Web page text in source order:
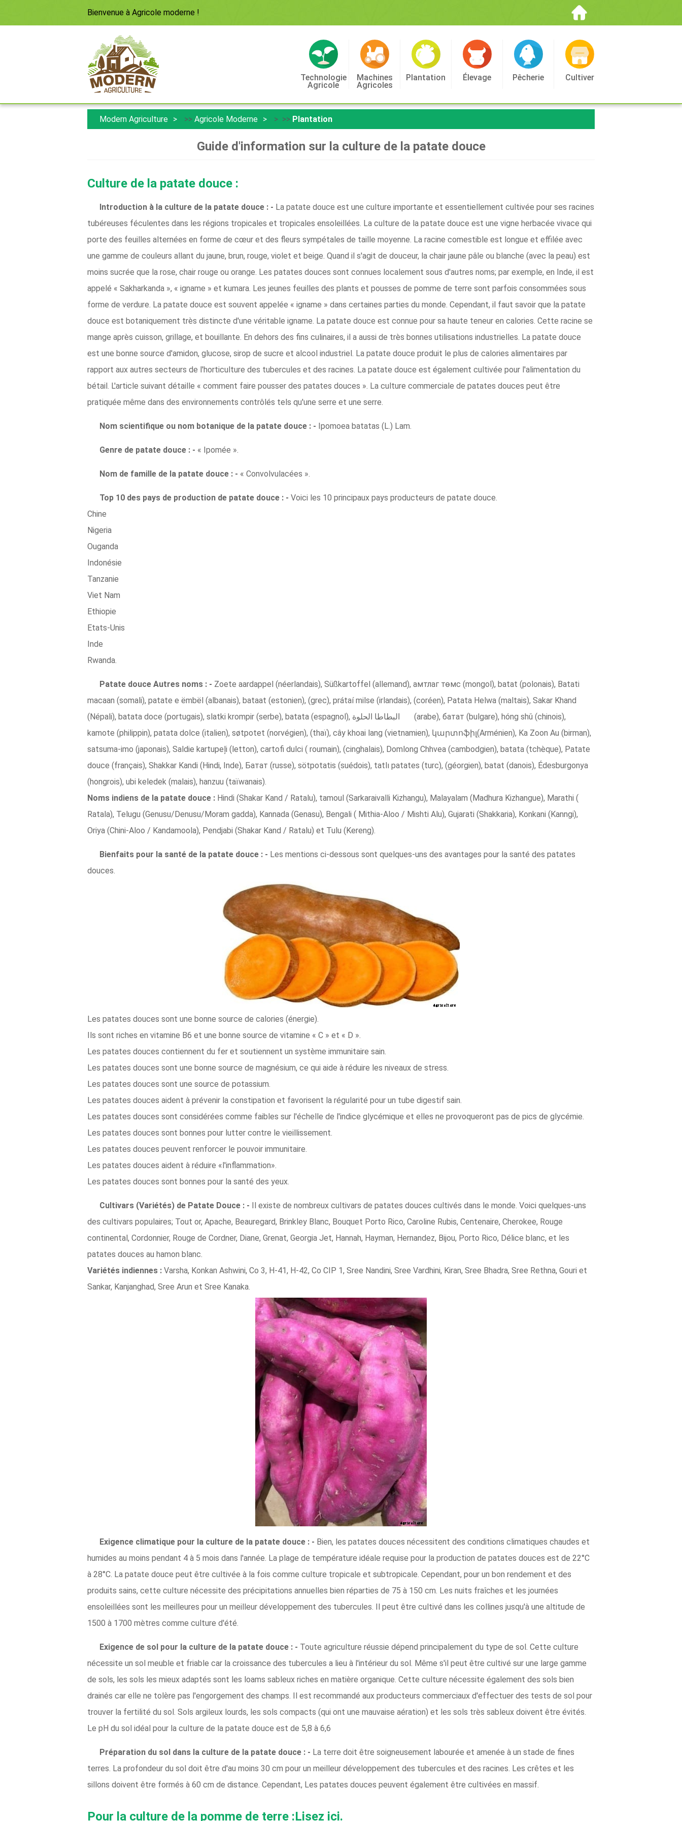
Bienvenue à Agricole moderne !
Technologie
Agricole
Machines
Agricoles
Plantation Élevage Pêcherie Cultiver
Modern Agriculture >> Agricole Moderne > >> Plantation
Guide d'information sur la culture de la patate douce
Culture de la patate douce :
Introduction à la culture de la patate douce : - La patate douce est une culture importante et essentiellement cultivée pour ses racines
tubéreuses féculentes dans les régions tropicales et tropicales ensoleillées. La culture de la patate douce est une vigne herbacée vivace qui
porte des feuilles alternées en forme de cœur et des fleurs sympétales de taille moyenne. La racine comestible est longue et effilée avec
une gamme de couleurs allant du jaune, brun, rouge, violet et beige. Quand il s'agit de douceur, la chair jaune pâle ou blanche (avec la peau) est
moins sucrée que la rose, chair rouge ou orange. Les patates douces sont connues localement sous d'autres noms; par exemple, en Inde, il est
appelé « Sakharkanda », « igname » et kumara. Les jeunes feuilles des plants et pousses de pomme de terre sont parfois consommées sous
forme de verdure. La patate douce est souvent appelée « igname » dans certaines parties du monde. Cependant, il faut savoir que la patate
douce est botaniquement très distincte d'une véritable igname. La patate douce est connue pour sa haute teneur en calories. Cette racine se
mange après cuisson, grillage, et bouillante. En dehors des fins culinaires, il a aussi de très bonnes utilisations industrielles. La patate douce
est une bonne source d'amidon, glucose, sirop de sucre et alcool industriel. La patate douce produit le plus de calories alimentaires par
rapport aux autres secteurs de l'horticulture des tubercules et des racines. La patate douce est également cultivée pour l'alimentation du
bétail. L'article suivant détaille « comment faire pousser des patates douces ». La culture commerciale de patates douces peut être
pratiquée même dans des environnements contrôlés tels qu'une serre et une serre.
Nom scientifique ou nom botanique de la patate douce : - Ipomoea batatas (L.) Lam.
Genre de patate douce : - « Ipomée ».
Nom de famille de la patate douce : - « Convolvulacées ».
Top 10 des pays de production de patate douce : - Voici les 10 principaux pays producteurs de patate douce.
Chine
Nigeria
Ouganda
Indonésie
Tanzanie
Viet Nam
Ethiopie
Etats-Unis
Inde
Rwanda.
Patate douce Autres noms : - Zoete aardappel (néerlandais), Süßkartoffel (allemand), амтлаг төмс (mongol), batat (polonais), Batati
macaan (somali), patate e ëmbël (albanais), bataat (estonien), (grec), prátaí milse (irlandais), (coréen), Patata Helwa (maltais), Sakar Khand
(Népali), batata doce (portugais), slatki krompir (serbe), batata (espagnol), البطاطا الحلوة (arabe), батат (bulgare), hóng shǔ (chinois),
kamote (philippin), patata dolce (italien), søtpotet (norvégien), (thaï), cây khoai lang (vietnamien), կարտոֆիլ(Arménien), Ka Zoon Au (birman),
satsuma-imo (japonais), Saldie kartupeļi (letton), cartofi dulci ( roumain), (cinghalais), Domlong Chhvea (cambodgien), batata (tchèque), Patate
douce (français), Shakkar Kandi (Hindi, Inde), Батат (russe), sötpotatis (suédois), tatlı patates (turc), (géorgien), batat (danois), Édesburgonya
(hongrois), ubi keledek (malais), hanzuu (taïwanais).
Noms indiens de la patate douce : Hindi (Shakar Kand / Ratalu), tamoul (Sarkaraivalli Kizhangu), Malayalam (Madhura Kizhangue), Marathi (
Ratala), Telugu (Genusu/Denusu/Moram gadda), Kannada (Genasu), Bengali ( Mithia-Aloo / Mishti Alu), Gujarati (Shakkaria), Konkani (Kanngi),
Oriya (Chini-Aloo / Kandamoola), Pendjabi (Shakar Kand / Ratalu) et Tulu (Kereng).
Bienfaits pour la santé de la patate douce : - Les mentions ci-dessous sont quelques-uns des avantages pour la santé des patates
douces.
Les patates douces sont une bonne source de calories (énergie).
Ils sont riches en vitamine B6 et une bonne source de vitamine « C » et « D ».
Les patates douces contiennent du fer et soutiennent un système immunitaire sain.
Les patates douces sont une bonne source de magnésium, ce qui aide à réduire les niveaux de stress.
Les patates douces sont une source de potassium.
Les patates douces aident à prévenir la constipation et favorisent la régularité pour un tube digestif sain.
Les patates douces sont considérées comme faibles sur l'échelle de l'indice glycémique et elles ne provoqueront pas de pics de glycémie.
Les patates douces sont bonnes pour lutter contre le vieillissement.
Les patates douces peuvent renforcer le pouvoir immunitaire.
Les patates douces aident à réduire «l'inflammation».
Les patates douces sont bonnes pour la santé des yeux.
Cultivars (Variétés) de Patate Douce : - Il existe de nombreux cultivars de patates douces cultivés dans le monde. Voici quelques-uns
des cultivars populaires; Tout or, Apache, Beauregard, Brinkley Blanc, Bouquet Porto Rico, Caroline Rubis, Centenaire, Cherokee, Rouge
continental, Cordonnier, Rouge de Cordner, Diane, Grenat, Georgia Jet, Hannah, Hayman, Hernandez, Bijou, Porto Rico, Délice blanc, et les
patates douces au hamon blanc.
Variétés indiennes : Varsha, Konkan Ashwini, Co 3, H-41, H-42, Co CIP 1, Sree Nandini, Sree Vardhini, Kiran, Sree Bhadra, Sree Rethna, Gouri et
Sankar, Kanjanghad, Sree Arun et Sree Kanaka.
Exigence climatique pour la culture de la patate douce : - Bien, les patates douces nécessitent des conditions climatiques chaudes et
humides au moins pendant 4 à 5 mois dans l'année. La plage de température idéale requise pour la production de patates douces est de 22°C
à 28°C. La patate douce peut être cultivée à la fois comme culture tropicale et subtropicale. Cependant, pour un bon rendement et des
produits sains, cette culture nécessite des précipitations annuelles bien réparties de 75 à 150 cm. Les nuits fraîches et les journées
ensoleillées sont les meilleures pour un meilleur développement des tubercules. Il peut être cultivé dans les collines jusqu'à une altitude de
1500 à 1700 mètres comme culture d'été.
Exigence de sol pour la culture de la patate douce : - Toute agriculture réussie dépend principalement du type de sol. Cette culture
nécessite un sol meuble et friable car la croissance des tubercules a lieu à l'intérieur du sol. Même s'il peut être cultivé sur une large gamme
de sols, les sols les mieux adaptés sont les loams sableux riches en matière organique. Cette culture nécessite également des sols bien
drainés car elle ne tolère pas l'engorgement des champs. Il est recommandé aux producteurs commerciaux d'effectuer des tests de sol pour
trouver la fertilité du sol. Sols argileux lourds, les sols compacts (qui ont une mauvaise aération) et les sols très sableux doivent être évités.
Le pH du sol idéal pour la culture de la patate douce est de 5,8 à 6,6
Préparation du sol dans la culture de la patate douce : - La terre doit être soigneusement labourée et amenée à un stade de fines
terres. La profondeur du sol doit être d'au moins 30 cm pour un meilleur développement des tubercules et des racines. Les crêtes et les
sillons doivent être formés à 60 cm de distance. Cependant, Les patates douces peuvent également être cultivées en massif.
Pour la culture de la pomme de terre :Lisez ici.